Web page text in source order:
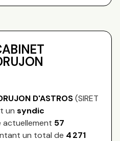
D'ASTROS(SIRET
un syndic
actuellement 57
un total de 4 271